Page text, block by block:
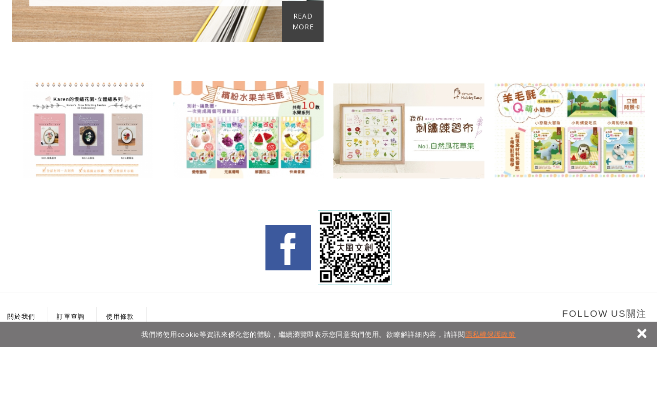
我們將使用cookie等資訊來優化您的體驗，繼續瀏覽即表示您同意我們使用。欲瞭解詳細內容，請詳閱 隱私權保護政策 ×
READ
MORE
關於我們 訂單查詢 使用條款
GET IN TOUCH聯絡資訊